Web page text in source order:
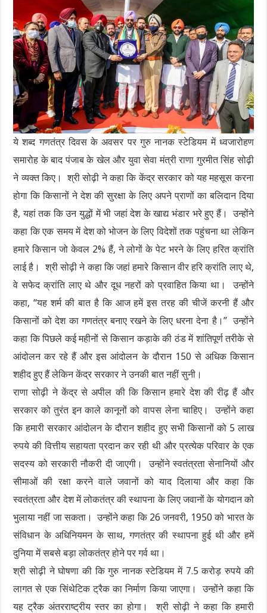
ये शब्द गणतंत्र दिवस के अवसर पर गुरु नानक स्टेडियम में ध्वजारोहण
समारोह के बाद पंजाब के खेल और युवा सेवा मंत्री राणा गुरमीत सिंह सोढ़ी
ने व्यक्त किए। श्री सोढ़ी ने कहा कि केंद्र सरकार को यह महसूस करना
होगा कि किसानों ने देश की सुरक्षा के लिए अपने प्राणों का बलिदान दिया
है, यहां तक ​​कि उन युद्धों में भी जहां देश के खाद्य भंडार भरे हुए हैं। उन्होंने
कहा कि एक समय में देश को भोजन के लिए विदेशों तक पहुंचना था लेकिन
हमारे किसान जो केवल 2% हैं, ने लोगों के पेट भरने के लिए हरित क्रांति
लाई है। श्री सोढ़ी ने कहा कि जहां हमारे किसान वीर हरि क्रांति लाए थे,
वे सफेद क्रांति लाए थे और दूध नहरों को प्रवाहित किया था। उन्होंने
कहा, “यह शर्म की बात है कि आज हमें इस तरह की चीजें करनी हैं और
किसानों को देश का गणतंत्र बनाए रखने के लिए धरना देना है।” उन्होंने
कहा कि पिछले कई महीनों से किसान कड़ाके की ठंड में शांतिपूर्ण तरीके से
आंदोलन कर रहे हैं और इस आंदोलन के दौरान 150 से अधिक किसान
शहीद हुए हैं लेकिन केंद्र सरकार ने उनकी बात नहीं सुनी।
राणा सोढ़ी ने केंद्र से अपील की कि किसान हमारे देश की रीढ़ हैं और
सरकार को तुरंत इन काले कानूनों को वापस लेना चाहिए। उन्होंने कहा
कि हमारी सरकार आंदोलन के दौरान शहीद हुए सभी किसानों को 5 लाख
रुपये की वित्तीय सहायता प्रदान कर रही थी और प्रत्येक परिवार के एक
सदस्य को सरकारी नौकरी दी जाएगी। उन्होंने स्वतंत्रता सेनानियों और
सीमाओं की रक्षा करने वाले जवानों को याद दिलाया और कहा कि
स्वतंत्रता और देश में लोकतंत्र की स्थापना के लिए जवानों के योगदान को
भुलाया नहीं जा सकता। उन्होंने कहा कि 26 जनवरी, 1950 को भारत के
संविधान के अधिनियमन के साथ, गणतंत्र की स्थापना हुई थी और हमें
दुनिया में सबसे बड़ा लोकतंत्र होने पर गर्व था।
श्री सोढ़ी ने घोषणा की कि गुरु नानक स्टेडियम में 7.5 करोड़ रुपये की
लागत से एक सिंथेटिक ट्रैक का निर्माण किया जाएगा। उन्होंने कहा कि
यह ट्रैक अंतरराष्ट्रीय स्तर का होगा। श्री सोढ़ी ने कहा कि हमारी